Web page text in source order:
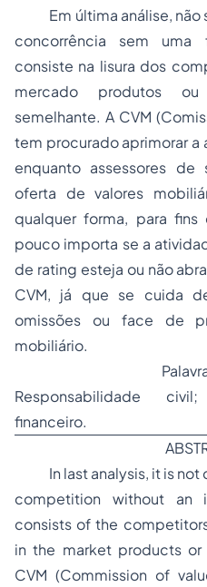
Em última análise, não
concorrência sem uma
consiste na lisura dos
mercado produtos
semelhante. A CVM
tem procurado aprimorar
enquanto assessores de
oferta de valores
qualquer forma, para
pouco importa se a
de rating esteja ou não
CVM, já que se cuida
omissões ou face de
mobiliário.
Palavras-
Responsabilidade
financeiro.
In last analysis, it is not
competition without an
consists of the
in the market products or
CVM (Commission of